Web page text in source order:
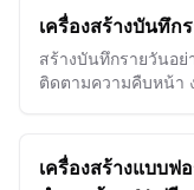
เครื่องสร้างบันทึก
สร้างบันทึกรายวันอย่
ติดตามความคืบหน้า
เครื่องสร้างแบบ